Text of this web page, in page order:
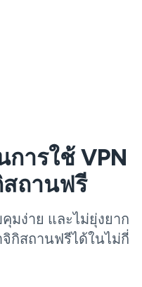
ารใช้ VPN
ถานฟรี
มง่าย และไม่ยุ่งยาก
กิสถานฟรีได้ในไม่กี่